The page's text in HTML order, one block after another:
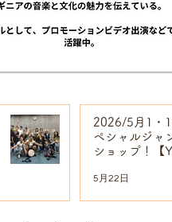
2026/5月1・
ペシャルジャ
ショップ！【
5月22日